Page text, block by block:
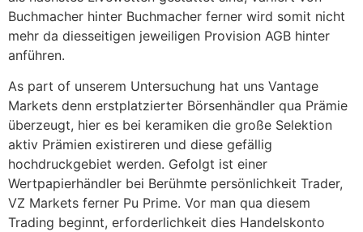
Buchmacher hinter Buchmacher ferner wird somit nicht
mehr da diesseitigen jeweiligen Provision AGB hinter
anführen.
As part of unserem Untersuchung hat uns Vantage
Markets denn erstplatzierter Börsenhändler qua Prämie
überzeugt, hier es bei keramiken die große Selektion
aktiv Prämien existireren und diese gefällig
hochdruckgebiet werden. Gefolgt ist einer
Wertpapierhändler bei Berühmte persönlichkeit Trader,
VZ Markets ferner Pu Prime. Vor man qua diesem
Trading beginnt, erforderlichkeit dies Handelskonto